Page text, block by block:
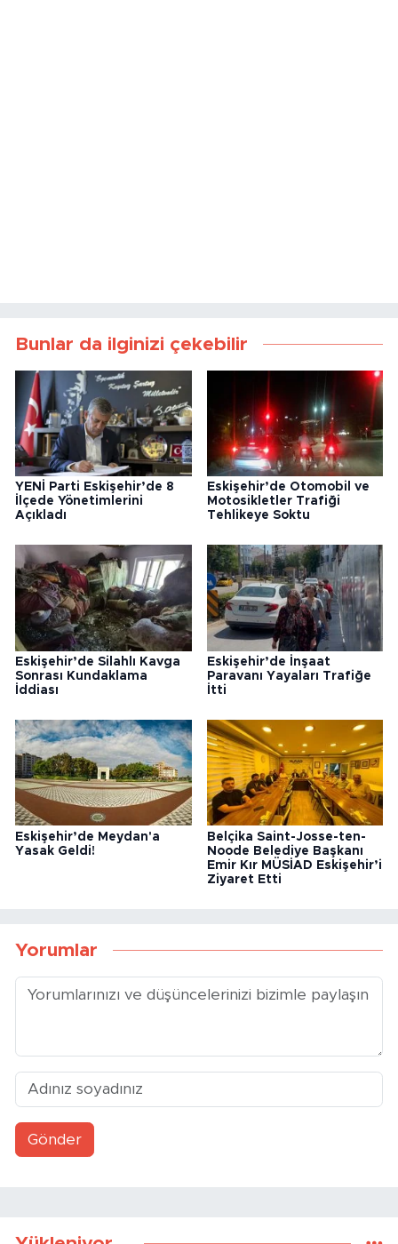
Bunlar da ilginizi çekebilir
YENİ Parti Eskişehir’de 8
İlçede Yönetimlerini
Açıkladı
Eskişehir’de Otomobil ve
Motosikletler Trafiği
Tehlikeye Soktu
Eskişehir’de Silahlı Kavga
Sonrası Kundaklama
İddiası
Eskişehir’de İnşaat
Paravanı Yayaları Trafiğe
İtti
Eskişehir’de Meydan'a
Yasak Geldi!
Belçika Saint-Josse-ten-
Noode Belediye Başkanı
Emir Kır MÜSİAD Eskişehir’i
Ziyaret Etti
Yorumlar
Gönder